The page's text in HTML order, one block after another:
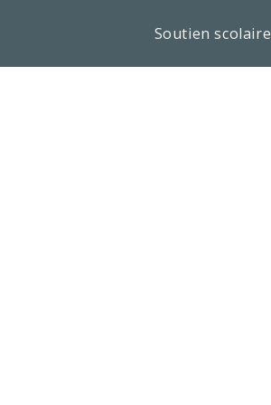
Soutien scolaire